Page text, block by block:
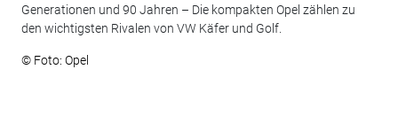
Generationen und 90 Jahren – Die kompakten Opel zählen zu
den wichtigsten Rivalen von VW Käfer und Golf.
© Foto: Opel